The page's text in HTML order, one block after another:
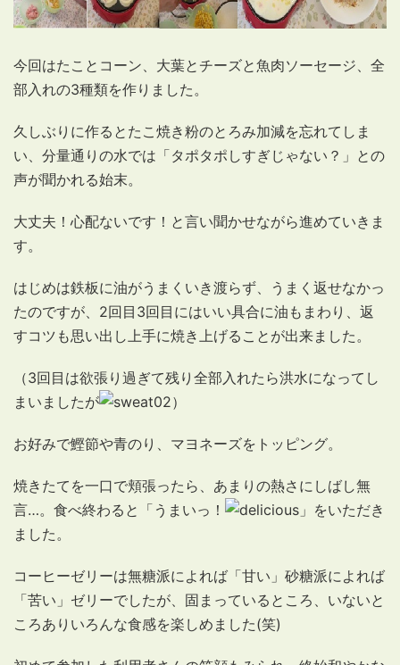
今回はたことコーン、大葉とチーズと魚肉ソーセージ、全
部入れの3種類を作りました。
久しぶりに作るとたこ焼き粉のとろみ加減を忘れてしま
い、分量通りの水では「タポタポしすぎじゃない？」との
声が聞かれる始末。
大丈夫！心配ないです！と言い聞かせながら進めていきま
す。
はじめは鉄板に油がうまくいき渡らず、うまく返せなかっ
たのですが、2回目3回目にはいい具合に油もまわり、返
すコツも思い出し上手に焼き上げることが出来ました。
（3回目は欲張り過ぎて残り全部入れたら洪水になってし
まいましたが
）
お好みで鰹節や青のり、マヨネーズをトッピング。
焼きたてを一口で頬張ったら、あまりの熱さにしばし無
言…。食べ終わると「うまいっ！
」をいただき
ました。
コーヒーゼリーは無糖派によれば「甘い」砂糖派によれば
「苦い」ゼリーでしたが、固まっているところ、いないと
ころありいろんな食感を楽しめました(笑)